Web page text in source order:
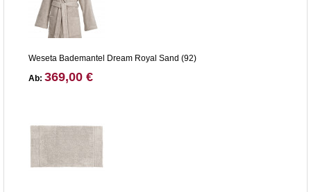
Weseta Bademantel Dream Royal Sand (92)
Ab: 369,00 €